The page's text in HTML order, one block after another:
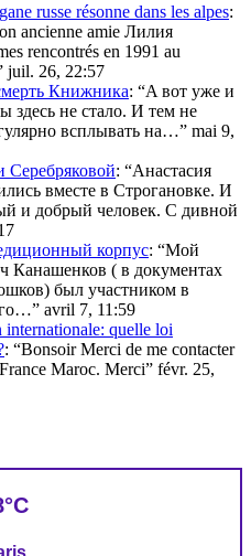
russe résonne dans les alpes:
ancienne amie Лилия
rencontrés en 1991 au
juil. 26, 22:57
Книжника: “A вот уже и
здесь не стало. И тем не
всплывать на…” mai 9,
Серебряковой: “Анастасия
вместе в Строгановке. И
и добрый человек. С дивной
корпус: “Мой
Канашенков ( в документах
был участником в
” avril 7, 11:59
internationale: quelle loi
: “Bonsoir Merci de me contacter
Maroc. Merci” févr. 25,